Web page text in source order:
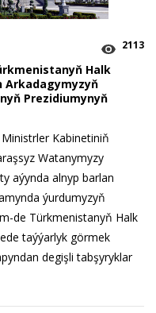
2113
Halk
Arkadagymyzyň
Prezidiumynyň
Kabinetiniň
Watanymyzy
aýynda alnyp barlan
ýurdumyzyň
de Türkmenistanyň Halk
taýýarlyk görmek
degişli tabşyryklar